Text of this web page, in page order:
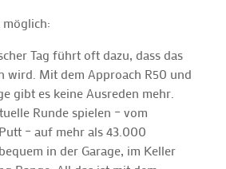
Tag führt oft dazu, dass das
wird. Mit dem Approach R50 und
gibt es keine Ausreden mehr.
Runde spielen – vom
– auf mehr als 43.000
in der Garage, im Keller